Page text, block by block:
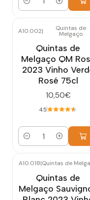
Quantidade
A10.002| Quintas de
Melgaço
Quintas de
Melgaço QM
2023 Vinho
Rosé 75cl
10,50€
4.5
Quantidade
A10.018|Quintas de
Quintas de
Melgaço